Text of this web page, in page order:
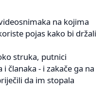
na kojima
pojas kako bi držali
struka, putnici
članaka - i zakače ga na
da im stopala